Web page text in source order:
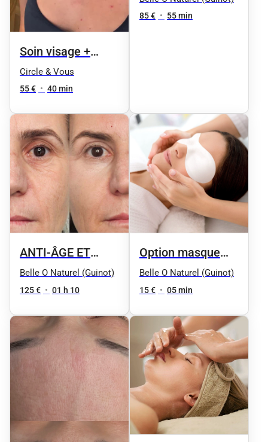
Soin visage +
séance de
luminothérapie
Led Platinium -
éclat - rides - anti
imperfections
Circle & Vous
55 € • 40 min
poches, cernes,
85 € • 55 min
ANTI-ÂGE ET
FÉRMETÉ : Soin
jeunesse
LOGIC"
Hydradermie
jeunesse
Belle O Naturel (Guinot)
125 € • 01 h 10
Option masque
yeux Age Logic
Belle O Naturel (Guinot)
15 € • 05 min